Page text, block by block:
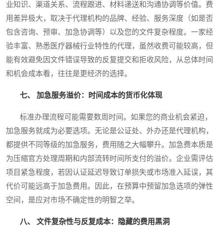
业知识、渠道关系、流程跟进、材料递送和沟通协调等价值。费
用差异极大，取决于代理机构的品牌、经验、服务深度（如是否
包含咨询、预审、加急协调等）以及您的文件复杂程度。一家经
验丰富、熟悉医疗器械行业特性的代理，虽然收费可能较高，但
能有效避免因文件错误导致的反复提交和拒收风险，从总体时间
和机会成本看，往往是更经济的选择。
七、 加急服务溢价：时间成本的货币化体现
标准办理流程可能需要数周时间。如果您的商业机会紧迫，
加急服务就成为必要选项。无论是公证处、外办还是代理机构，
都提供不同等级的加急服务，费用随之大幅攀升。加急费本质是
为压缩官方处理周期和内部流转时间所支付的溢价。企业需评估
项目紧急程度，若因认证延迟导致订单损失或市场准入延误，其
代价可能远高于加急费用。因此，在预算中预留加急选项的弹性
空间，是应对市场不确定性的明智之举。
八、 文件复杂性与反复成本：隐藏的费用黑洞